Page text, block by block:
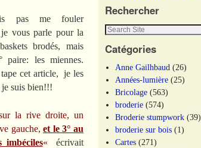
pas me fouler
je vous parle pour la
brodés, mais
paire: les miennes.
cet article, je les
suis bien!!!
la rive droite, un
gauche,et le 3° au
imbéciles«
écrivait
Rechercher
Catégories
Anne Gailhbaud (26)
Années-lumière (25)
Bricolage (563)
broderie (574)
Broderie stumpwork (39)
broderie sur bois (1)
Cartes (271)